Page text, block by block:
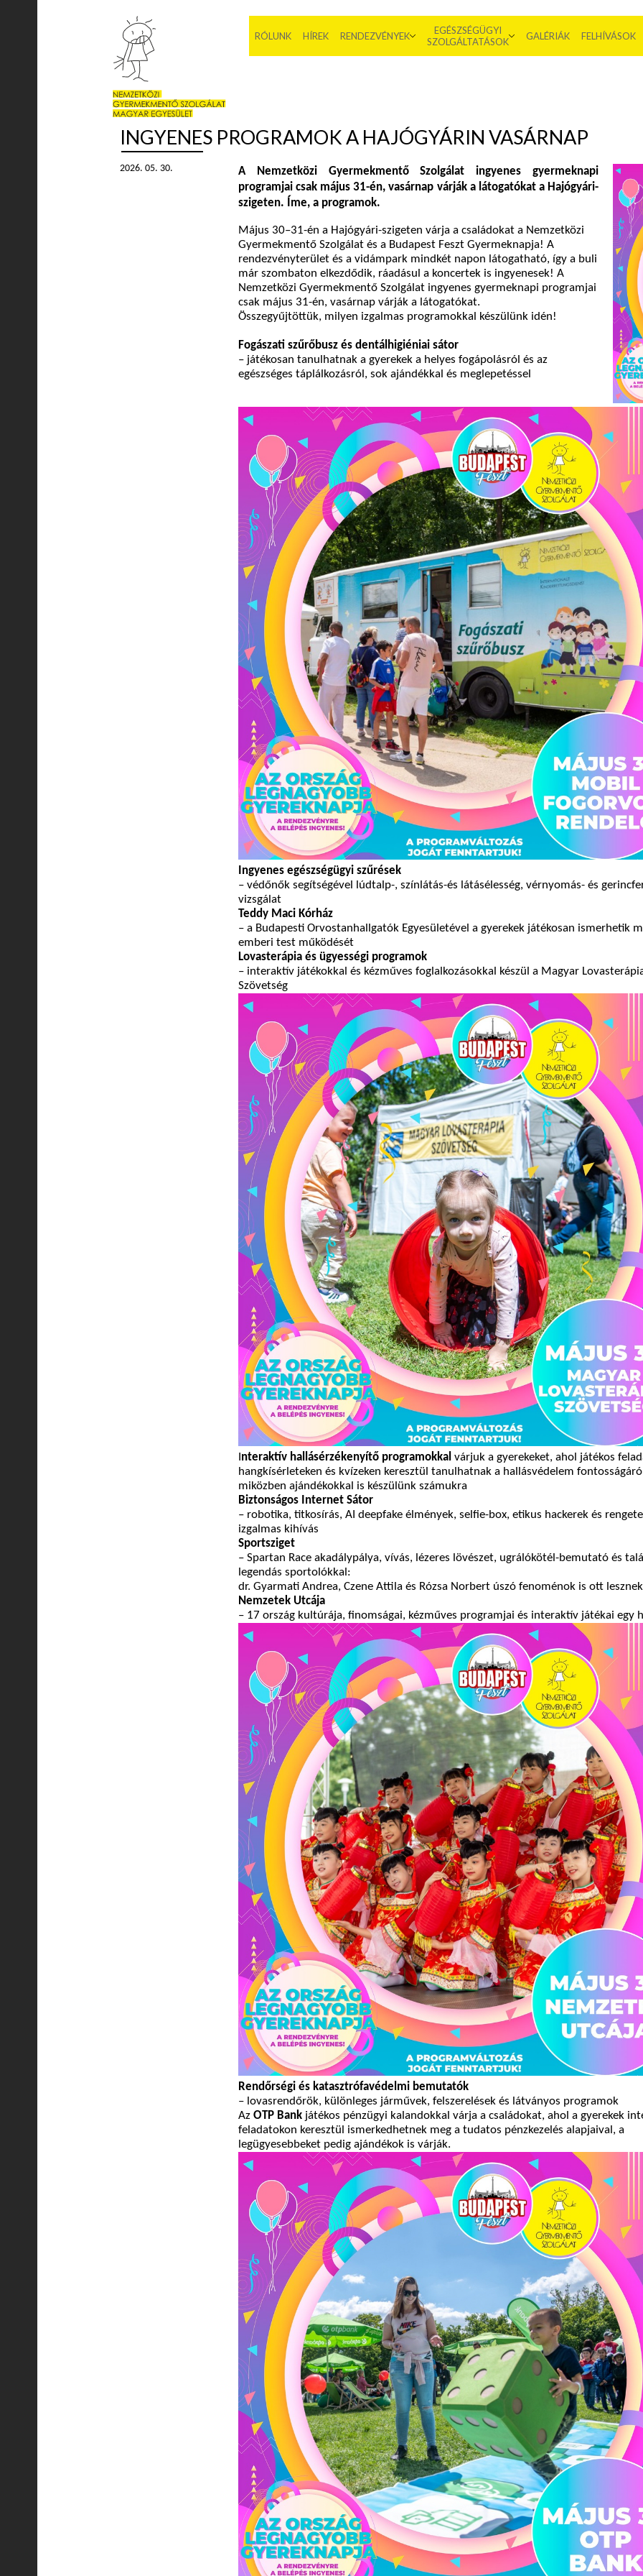
RÓLUNK HÍREK RENDEZVÉNYEK
EGÉSZSÉGÜGYI
SZOLGÁLTATÁSOK
GALÉRIÁK FELHÍVÁSOK
INGYENES PROGRAMOK A HAJÓGYÁRIN VASÁRNAP
2026. 05. 30.
A Nemzetközi Gyermekmentő Szolgálat ingyenes gyermeknapi
programjai csak május 31-én, vasárnap várják a látogatókat a Hajógyári-
szigeten. Íme, a programok.
Május 30–31-én a Hajógyári-szigeten várja a családokat a Nemzetközi
Gyermekmentő Szolgálat és a Budapest Feszt Gyermeknapja! A
rendezvényterület és a vidámpark mindkét napon látogatható, így a buli
már szombaton elkezdődik, ráadásul a koncertek is ingyenesek! A
Nemzetközi Gyermekmentő Szolgálat ingyenes gyermeknapi programjai
csak május 31-én, vasárnap várják a látogatókat.
Összegyűjtöttük, milyen izgalmas programokkal készülünk idén!
Fogászati szűrőbusz és dentálhigiéniai sátor
– játékosan tanulhatnak a gyerekek a helyes fogápolásról és az
egészséges táplálkozásról, sok ajándékkal és meglepetéssel
Ingyenes egészségügyi szűrések
– védőnők segítségével lúdtalp-, színlátás-és látásélesség, vérnyomás- és
vizsgálat
Teddy Maci Kórház
– a Budapesti Orvostanhallgatók Egyesületével a gyerekek játékosan ismerhetik
emberi test működését
Lovasterápia és ügyességi programok
– interaktív játékokkal és kézműves foglalkozásokkal készül a Magyar
Szövetség
nteraktív hallásérzékenyítő programokkal várjuk a gyerekeket, ahol játékos
hangkísérleteken és kvízeken keresztül tanulhatnak a hallásvédelem
miközben ajándékokkal is készülünk számukra
Biztonságos Internet Sátor
– robotika, titkosírás, AI deepfake élmények, selfie-box, etikus hackerek és
izgalmas kihívás
Sportsziget
– Spartan Race akadálypálya, vívás, lézeres lövészet, ugrálókötél-bemutató és
legendás sportolókkal:
dr. Gyarmati Andrea, Czene Attila és Rózsa Norbert úszó fenoménok is ott
Nemzetek Utcája
– 17 ország kultúrája, finomságai, kézműves programjai és interaktív játékai egy
Rendőrségi és katasztrófavédelmi bemutatók
– lovasrendőrök, különleges járművek, felszerelések és látványos programok
Az OTP Bank játékos pénzügyi kalandokkal várja a családokat, ahol a gyerekek
feladatokon keresztül ismerkedhetnek meg a tudatos pénzkezelés alapjaival, a
legügyesebbeket pedig ajándékok is várják.